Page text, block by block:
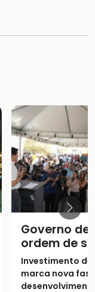
Governo de
ordem de
duplicação
Investimento de
marca nova